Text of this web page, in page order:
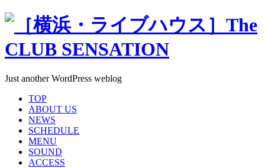
Just another WordPress weblog
TOP
ABOUT US
NEWS
SCHEDULE
MENU
SOUND
ACCESS